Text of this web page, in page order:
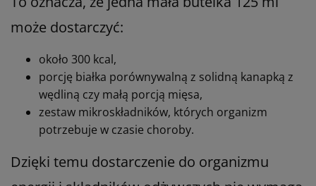
Składniki odżywcze w Nutridrink
Protein – co dokładnie dostarczasz
pacjentowi onkologicznemu?
100 ml ok.: